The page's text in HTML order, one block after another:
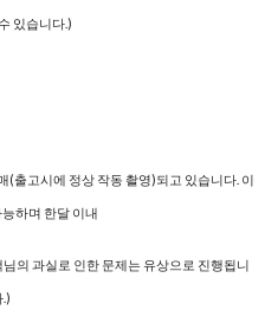
있습니다.)
(출고시에 정상 작동 촬영)되고 있습니다. 이
하며 한달 이내
의 과실로 인한 문제는 유상으로 진행됩니
.)